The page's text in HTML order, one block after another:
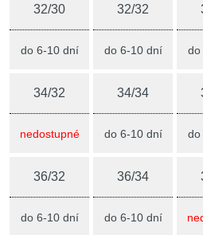
32/30
do 6-10 dní
32/32
do 6-10 dní do
34/32
nedostupné
34/34
do 6-10 dní do
36/32
do 6-10 dní
36/34
do 6-10 dní